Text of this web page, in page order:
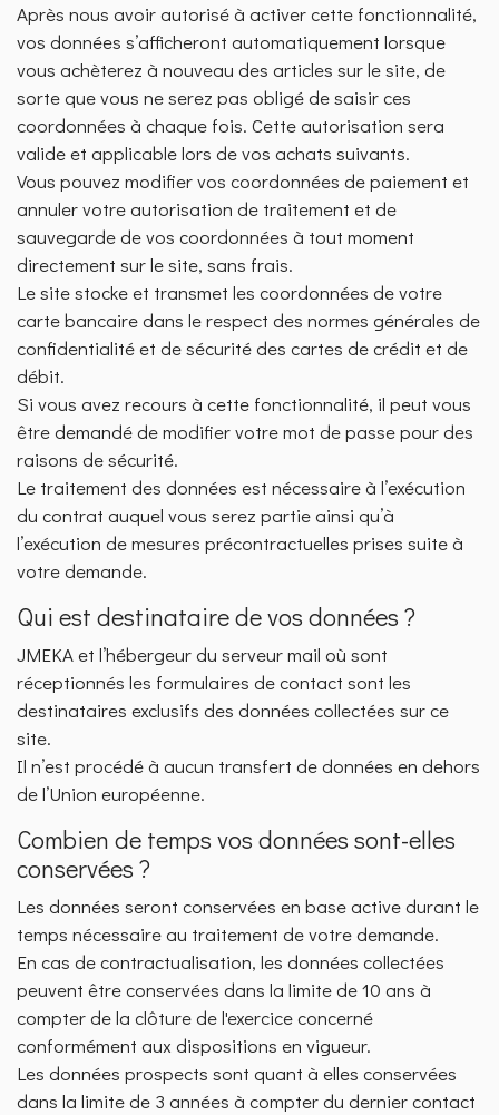
Après nous avoir autorisé à activer cette fonctionnalité,
vos données s’afficheront automatiquement lorsque
vous achèterez à nouveau des articles sur le site, de
sorte que vous ne serez pas obligé de saisir ces
coordonnées à chaque fois. Cette autorisation sera
valide et applicable lors de vos achats suivants.
Vous pouvez modifier vos coordonnées de paiement et
annuler votre autorisation de traitement et de
sauvegarde de vos coordonnées à tout moment
directement sur le site, sans frais.
Le site stocke et transmet les coordonnées de votre
carte bancaire dans le respect des normes générales de
confidentialité et de sécurité des cartes de crédit et de
débit.
Si vous avez recours à cette fonctionnalité, il peut vous
être demandé de modifier votre mot de passe pour des
raisons de sécurité.
Le traitement des données est nécessaire à l’exécution
du contrat auquel vous serez partie ainsi qu’à
l’exécution de mesures précontractuelles prises suite à
votre demande.
Qui est destinataire de vos données ?
JMEKA et l’hébergeur du serveur mail où sont
réceptionnés les formulaires de contact sont les
destinataires exclusifs des données collectées sur ce
site.
Il n’est procédé à aucun transfert de données en dehors
de l’Union européenne.
Combien de temps vos données sont-elles
conservées ?
Les données seront conservées en base active durant le
temps nécessaire au traitement de votre demande.
En cas de contractualisation, les données collectées
peuvent être conservées dans la limite de 10 ans à
compter de la clôture de l'exercice concerné
conformément aux dispositions en vigueur.
Les données prospects sont quant à elles conservées
dans la limite de 3 années à compter du dernier contact